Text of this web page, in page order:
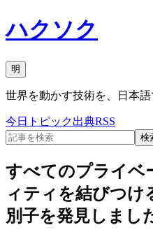
ハクソク
明
世界を動かす技術を、日本語
今日 トピック出典RSS
検
すべてのプライベ
ィティを結びつけ
別子を発見しまし